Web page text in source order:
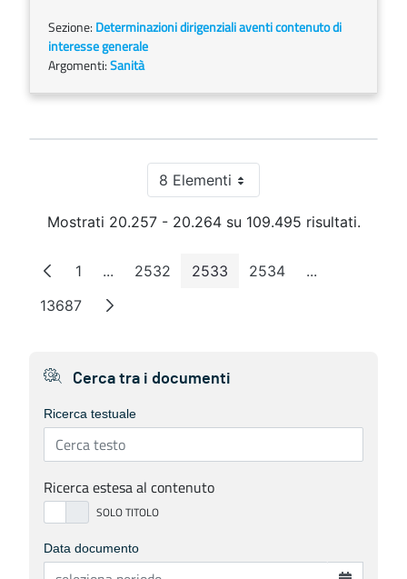
Sezione: Determinazioni dirigenziali aventi contenuto di
interesse generale
Argomenti:Sanità
8 ElementiPer pagina
Mostrati 20.257 - 20.264 su 109.495 risultati.
Pagina
1 ...Pagine intermedie
Pagina
2532 Pagina
2533 Pagina
2534 ...Pagine
Pagina
13687
Cerca tra i documenti
Ricerca testuale
Ricerca estesa al contenuto
Data documento